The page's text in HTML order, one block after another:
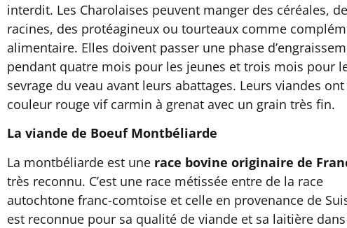
interdit. Les Charolaises peuvent manger des céréales,
racines, des protéagineux ou tourteaux comme
alimentaire. Elles doivent passer une phase
pendant quatre mois pour les jeunes et trois mois pour
sevrage du veau avant leurs abattages. Leurs viandes
couleur rouge vif carmin à grenat avec un grain très fin.
La viande de Boeuf Montbéliarde
La montbéliarde est une race bovine originaire de
très reconnu. C’est une race métissée entre de la race
autochtone franc-comtoise et celle en provenance de
est reconnue pour sa qualité de viande et sa laitière